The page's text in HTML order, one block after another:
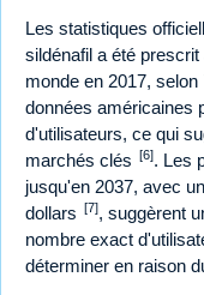
Les statistiques
sildénafil a été
monde en 2017, selon
données américaines
d'utilisateurs, ce qui
marchés clés [6]. Les
jusqu'en 2037, avec
dollars [7], suggèrent
nombre exact
déterminer en raison